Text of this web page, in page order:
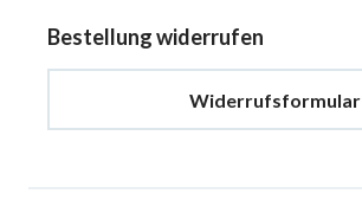
Bestellung widerrufen
Widerrufsformular